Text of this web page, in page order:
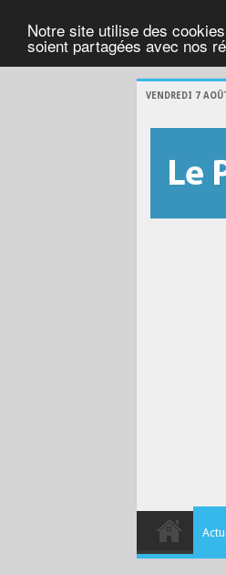
Notre site utilise des
soient partagées avec nos
VENDREDI 7